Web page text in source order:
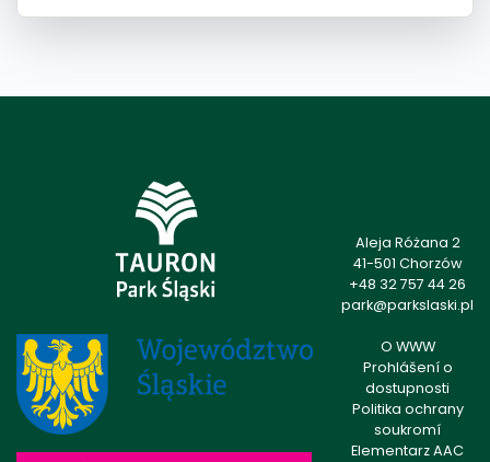
Aleja Różana 2
41-501 Chorzów
+48 32 757 44 26
park@parkslaski.pl
O WWW
Prohlášení o
dostupnosti
Politika ochrany
soukromí
Elementarz AAC